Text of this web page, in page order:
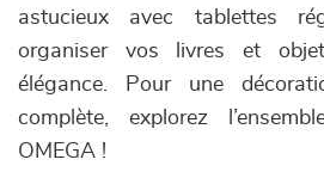
astucieux avec tablettes
organiser vos livres et
élégance. Pour une
complète, explorez
OMEGA !